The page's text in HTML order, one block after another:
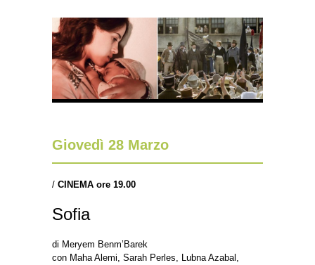
Giovedì 28 Marzo
/ CINEMA ore 19.00
Sofia
di Meryem Benm’Barek
con Maha Alemi, Sarah Perles, Lubna Azabal,